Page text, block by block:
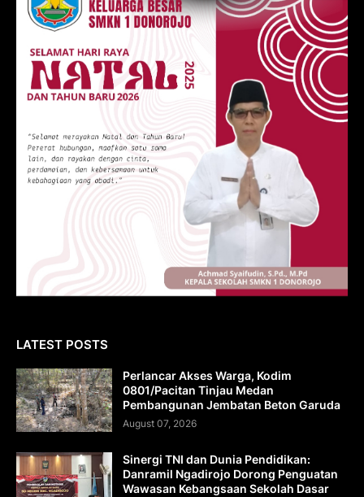
LATEST POSTS
Perlancar Akses Warga, Kodim
0801/Pacitan Tinjau Medan
Pembangunan Jembatan Beton Garuda
August 07, 2026
Sinergi TNI dan Dunia Pendidikan:
Danramil Ngadirojo Dorong Penguatan
Wawasan Kebangsaan Sekolah Dasar